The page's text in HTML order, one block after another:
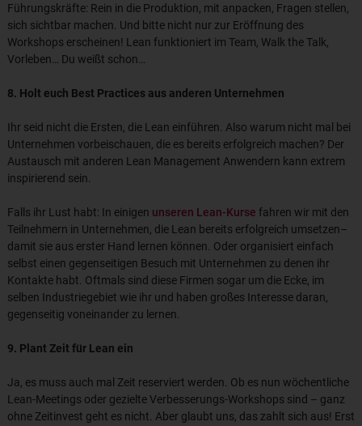
Führungskräfte: Rein in die Produktion, mit anpacken, Fragen stellen,
sich sichtbar machen. Und bitte nicht nur zur Eröffnung des
Workshops erscheinen! Lean funktioniert im Team, Walk the Talk,
Vorleben… Du weißt schon…
8. Holt euch Best Practices aus anderen Unternehmen
Ihr seid nicht die Ersten, die Lean einführen. Also warum nicht mal bei
Unternehmen vorbeischauen, die es bereits erfolgreich machen? Der
Austausch mit anderen Lean Management Anwendern kann extrem
inspirierend sein.
Falls ihr Lust habt: In einigen unseren Lean-Kurse fahren wir mit den
Teilnehmern in Unternehmen, die Lean bereits erfolgreich umsetzen–
damit sie aus erster Hand lernen können. Oder organisiert einfach
selbst einen gegenseitigen Besuch mit Unternehmen zu denen ihr
Kontakte habt. Oftmals sind diese Firmen sogar um die Ecke, im
selben Industriegebiet wie ihr und haben großes Interesse daran,
gegenseitig voneinander zu lernen.
9. Plant Zeit für Lean ein
Ja, es muss auch mal Zeit reserviert werden. Ob es nun wöchentliche
Lean-Meetings oder gezielte Verbesserungs-Workshops sind – ganz
ohne Zeitinvest geht es nicht. Aber glaubt uns, das zahlt sich aus! Erst